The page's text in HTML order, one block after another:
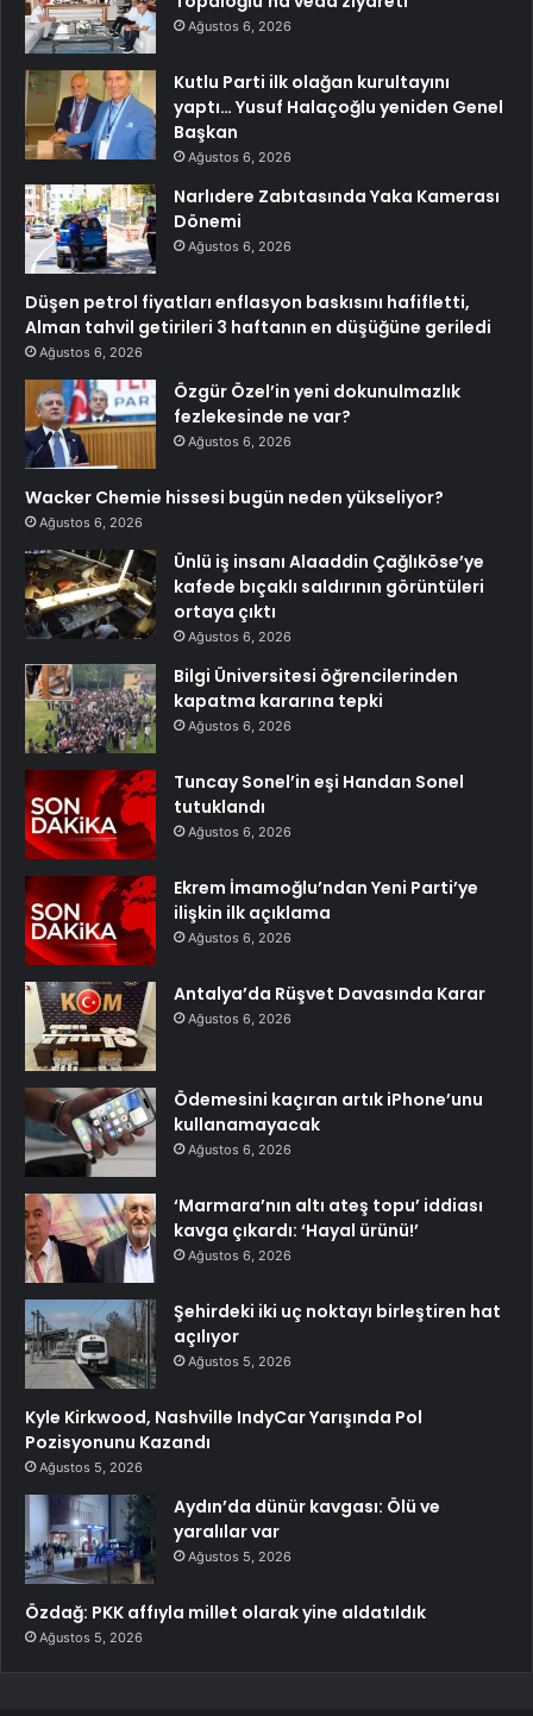
Ağustos 6, 2026
Kutlu Parti ilk olağan kurultayını
yaptı… Yusuf Halaçoğlu yeniden Genel
Başkan
Ağustos 6, 2026
Narlıdere Zabıtasında Yaka Kamerası
Dönemi
Ağustos 6, 2026
Düşen petrol fiyatları enflasyon baskısını hafifletti,
Alman tahvil getirileri 3 haftanın en düşüğüne geriledi
Ağustos 6, 2026
Özgür Özel’in yeni dokunulmazlık
fezlekesinde ne var?
Ağustos 6, 2026
Wacker Chemie hissesi bugün neden yükseliyor?
Ağustos 6, 2026
Ünlü iş insanı Alaaddin Çağlıköse’ye
kafede bıçaklı saldırının görüntüleri
ortaya çıktı
Ağustos 6, 2026
Bilgi Üniversitesi öğrencilerinden
kapatma kararına tepki
Ağustos 6, 2026
Tuncay Sonel’in eşi Handan Sonel
tutuklandı
Ağustos 6, 2026
Ekrem İmamoğlu’ndan Yeni Parti’ye
ilişkin ilk açıklama
Ağustos 6, 2026
Antalya’da Rüşvet Davasında Karar
Ağustos 6, 2026
Ödemesini kaçıran artık iPhone’unu
kullanamayacak
Ağustos 6, 2026
‘Marmara’nın altı ateş topu’ iddiası
kavga çıkardı: ‘Hayal ürünü!’
Ağustos 6, 2026
Şehirdeki iki uç noktayı birleştiren hat
açılıyor
Ağustos 5, 2026
Kyle Kirkwood, Nashville IndyCar Yarışında Pol
Pozisyonunu Kazandı
Ağustos 5, 2026
Aydın’da dünür kavgası: Ölü ve
yaralılar var
Ağustos 5, 2026
Özdağ: PKK affıyla millet olarak yine aldatıldık
Ağustos 5, 2026